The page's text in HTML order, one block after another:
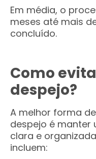
Em média, o
meses até mais
concluído.
Como
despejo?
A melhor forma
despejo é manter
clara e
incluem: